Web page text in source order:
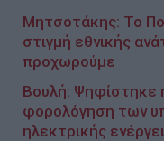
Μητσοτάκης: Το
στιγμή εθνικής
προχωρούμε
Βουλή: Ψηφίστηκε
φορολόγηση των
ηλεκτρικής